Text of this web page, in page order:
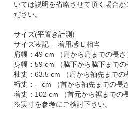
いては説明を省略させて頂く場合が
ださい。
サイズ(平置き計測)
サイズ表記 -- 着用感 L 相当
肩幅：49 cm （肩から肩までの長さ
身幅：59 cm （脇下から脇下までの
袖丈：63.5 cm （肩から袖先までの
裄丈：-- cm （首から袖先までの長さ
着丈：102 cm （首元から裾までの長
※実寸を参考にご検討下さい。